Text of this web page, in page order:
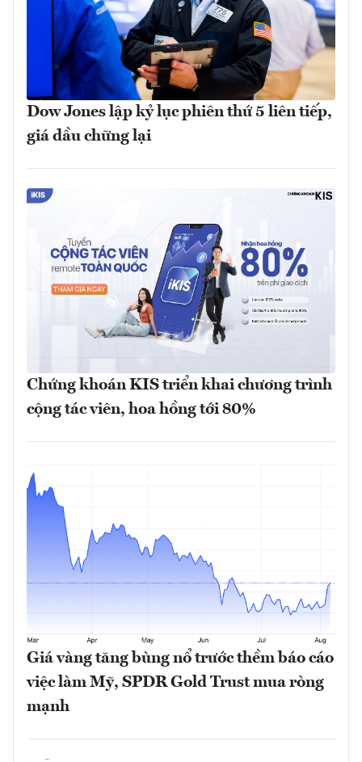
Dow Jones lập kỷ lục phiên thứ 5 liên tiếp,
giá dầu chững lại
Chứng khoán KIS triển khai chương trình
cộng tác viên, hoa hồng tới 80%
Giá vàng tăng bùng nổ trước thềm báo cáo
việc làm Mỹ, SPDR Gold Trust mua ròng
mạnh